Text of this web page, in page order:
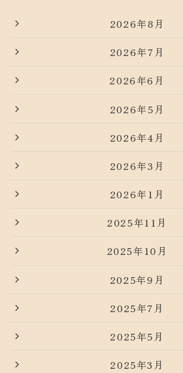
2026年8月
2026年7月
2026年6月
2026年5月
2026年4月
2026年3月
2026年1月
2025年11月
2025年10月
2025年9月
2025年7月
2025年5月
2025年3月